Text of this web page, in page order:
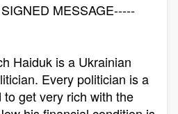
MESSAGE-----
Haiduk is a Ukrainian
Every politician is a
get very rich with the